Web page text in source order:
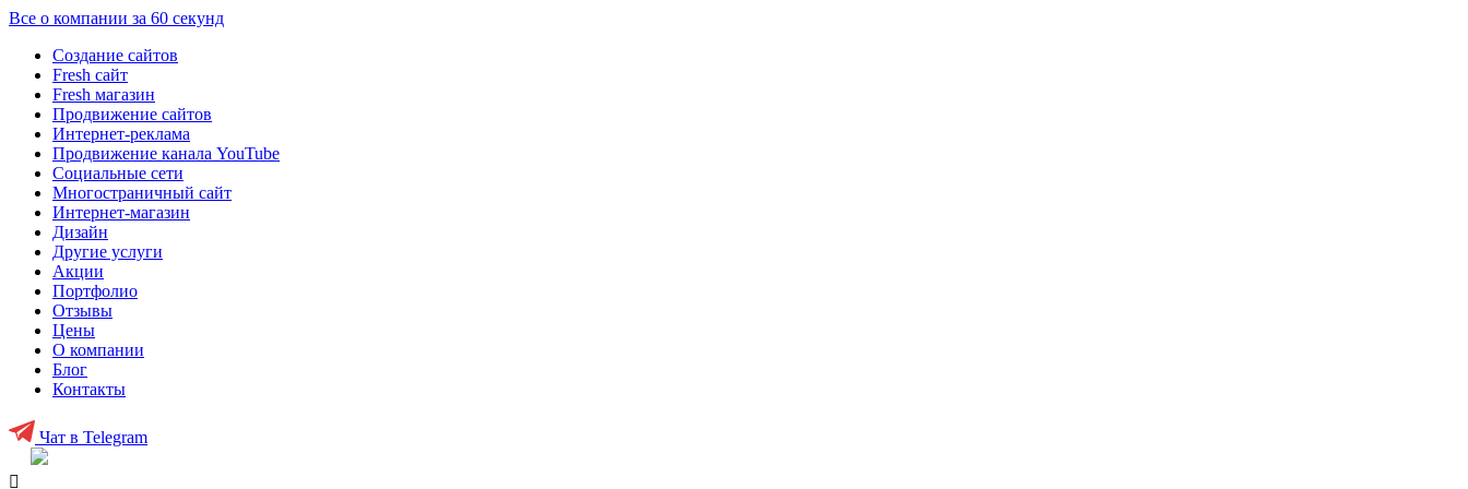
Все о компании за 60 секунд
Создание сайтов
Fresh сайт
Fresh магазин
Продвижение сайтов
Интернет-реклама
Продвижение канала YouTube
Социальные сети
Многостраничный сайт
Интернет-магазин
Дизайн
Другие услуги
Акции
Портфолио
Отзывы
Цены
О компании
Блог
Контакты
Чат в Telegram
